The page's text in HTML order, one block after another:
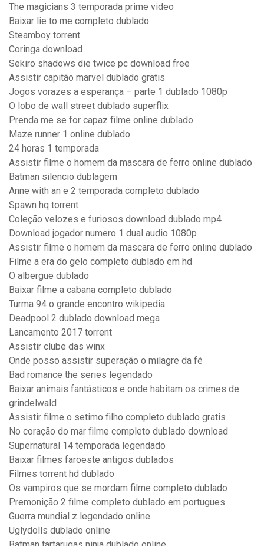
The magicians 3 temporada prime video
Baixar lie to me completo dublado
Steamboy torrent
Coringa download
Sekiro shadows die twice pc download free
Assistir capitão marvel dublado gratis
Jogos vorazes a esperança – parte 1 dublado 1080p
O lobo de wall street dublado superflix
Prenda me se for capaz filme online dublado
Maze runner 1 online dublado
24 horas 1 temporada
Assistir filme o homem da mascara de ferro online dublado
Batman silencio dublagem
Anne with an e 2 temporada completo dublado
Spawn hq torrent
Coleção velozes e furiosos download dublado mp4
Download jogador numero 1 dual audio 1080p
Assistir filme o homem da mascara de ferro online dublado
Filme a era do gelo completo dublado em hd
O albergue dublado
Baixar filme a cabana completo dublado
Turma 94 o grande encontro wikipedia
Deadpool 2 dublado download mega
Lancamento 2017 torrent
Assistir clube das winx
Onde posso assistir superação o milagre da fé
Bad romance the series legendado
Baixar animais fantásticos e onde habitam os crimes de
grindelwald
Assistir filme o setimo filho completo dublado gratis
No coração do mar filme completo dublado download
Supernatural 14 temporada legendado
Baixar filmes faroeste antigos dublados
Filmes torrent hd dublado
Os vampiros que se mordam filme completo dublado
Premonição 2 filme completo dublado em portugues
Guerra mundial z legendado online
Uglydolls dublado online